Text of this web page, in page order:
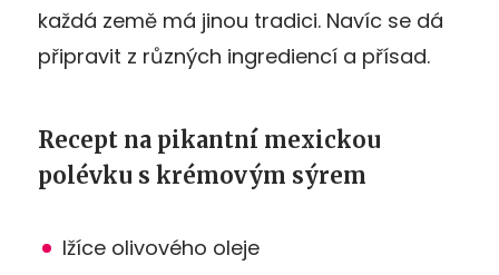
každá země má jinou tradici. Navíc se dá
připravit z různých ingrediencí a přísad.
Recept na pikantní mexickou
polévku s krémovým sýrem
lžíce olivového oleje